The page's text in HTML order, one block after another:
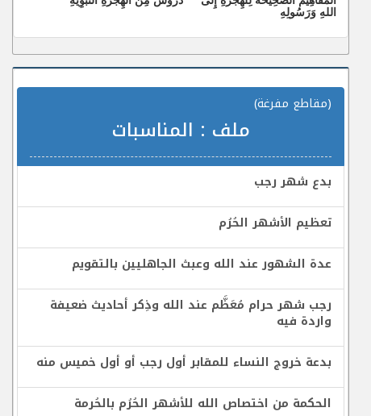
اللهِ وَرَسُولِهِ
(مقاطع مفرغة)
ملف : المناسبات
بدع شهر رجب
تعظيم الأشهر الحُرُم
عدة الشهور عند الله وعبث الجاهليين بالتقويم
رجب شهر حرام مُعَظَّم عند الله وذِكر أحاديث ضعيفة
واردة فيه
بدعة خروج النساء للمقابر أول رجب أو أول خميس منه
الحكمة من اختصاص الله للأشهر الحُرُم بالحُرمة